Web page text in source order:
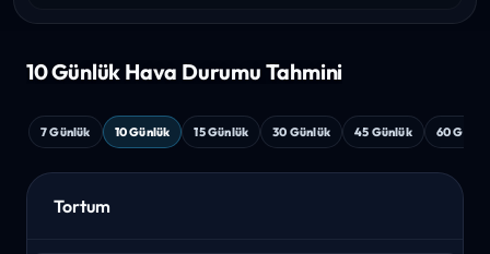
10 Günlük Hava Durumu Tahmini
7 Günlük 10 Günlük 15 Günlük 30 Günlük 45 Günlük 60
Tortum